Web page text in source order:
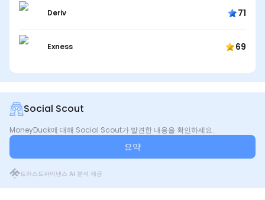
Deriv 71
Exness 69
Social Scout
MoneyDuck에 대해 Social Scout가 발견한 내용을 확인하세요.
요약
트러스트파이낸스 AI 분석 제공